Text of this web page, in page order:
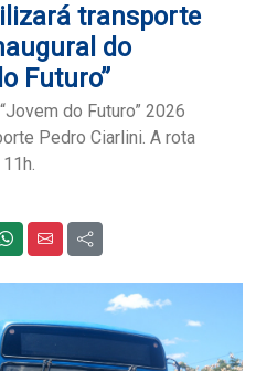
transporte
do
Futuro”
do Futuro” 2026
Pedro Ciarlini. A rota